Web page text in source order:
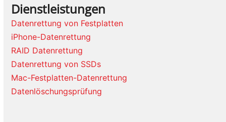
Dienstleistungen
Datenrettung von Festplatten
iPhone-Datenrettung
RAID Datenrettung
Datenrettung von SSDs
Mac-Festplatten-Datenrettung
Datenlöschungsprüfung